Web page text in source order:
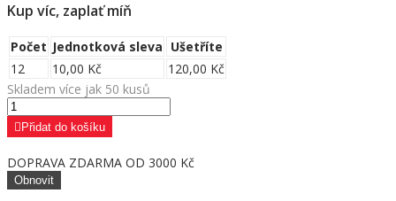
Kup víc, zaplať míň
Počet Jednotková sleva Ušetříte
12
10,00 Kč
120,00 Kč
Skladem více jak 50 kusů
Přidat do košíku
DOPRAVA ZDARMA OD 3000 Kč